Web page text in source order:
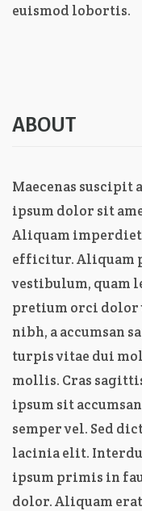
euismod lobortis.
ABOUT
Maecenas suscipit
ipsum dolor sit
Aliquam imperdiet
efficitur. Aliquam
vestibulum, quam
pretium orci dolor
nibh, a accumsan
turpis vitae dui
mollis. Cras
ipsum sit
semper vel. Sed
lacinia elit.
ipsum primis in
dolor. Aliquam